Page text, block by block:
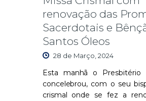
renovação das
Sacerdotais e
Santos Óleos
28 de Março, 2024
Esta manhã o Presbitério
concelebrou, com o seu
crismal onde se fez a